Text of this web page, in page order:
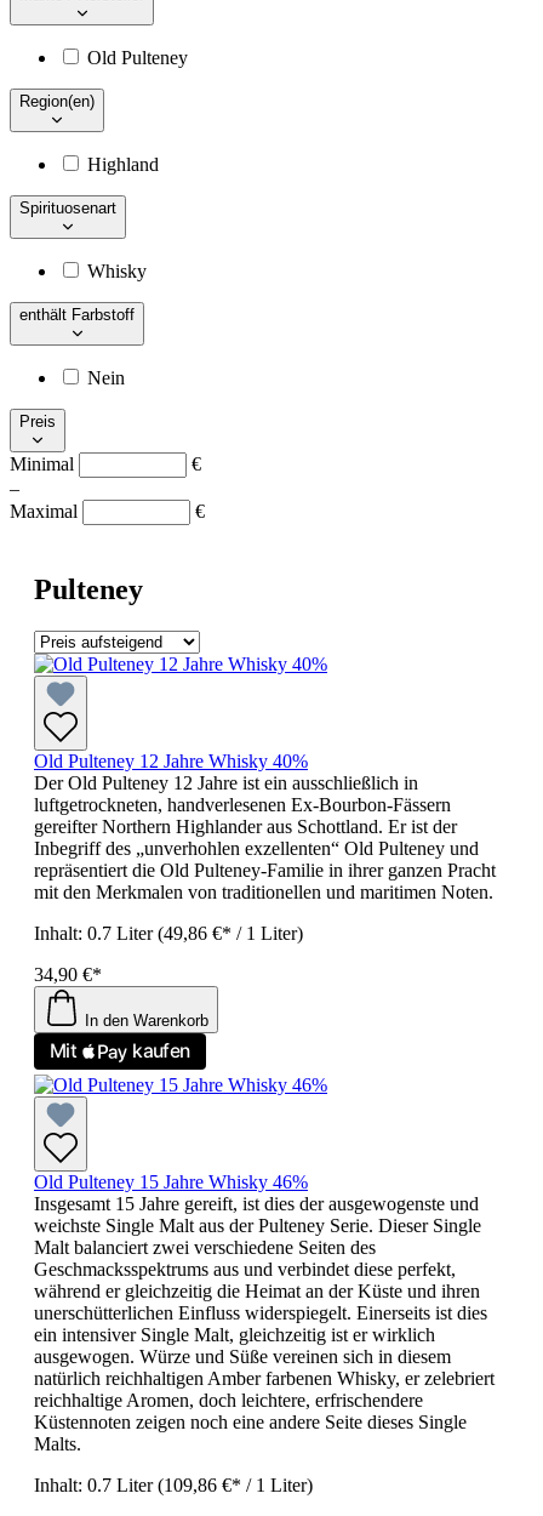
Old Pulteney
Region(en)
Highland
Spirituosenart
Whisky
enthält Farbstoff
Nein
Preis
Minimal
€
–
Maximal
€
Pulteney
Old Pulteney 12 Jahre Whisky 40%
Der Old Pulteney 12 Jahre ist ein ausschließlich in
luftgetrockneten, handverlesenen Ex-Bourbon-Fässern
gereifter Northern Highlander aus Schottland. Er ist der
Inbegriff des „unverhohlen exzellenten“ Old Pulteney und
repräsentiert die Old Pulteney-Familie in ihrer ganzen Pracht
mit den Merkmalen von traditionellen und maritimen Noten.
Inhalt: 0.7 Liter(49,86 €* / 1 Liter)
34,90 €*
In den Warenkorb
Old Pulteney 15 Jahre Whisky 46%
Insgesamt 15 Jahre gereift, ist dies der ausgewogenste und
weichste Single Malt aus der Pulteney Serie. Dieser Single
Malt balanciert zwei verschiedene Seiten des
Geschmacksspektrums aus und verbindet diese perfekt,
während er gleichzeitig die Heimat an der Küste und ihren
unerschütterlichen Einfluss widerspiegelt. Einerseits ist dies
ein intensiver Single Malt, gleichzeitig ist er wirklich
ausgewogen. Würze und Süße vereinen sich in diesem
natürlich reichhaltigen Amber farbenen Whisky, er zelebriert
reichhaltige Aromen, doch leichtere, erfrischendere
Küstennoten zeigen noch eine andere Seite dieses Single
Malts.
Inhalt: 0.7 Liter(109,86 €* / 1 Liter)